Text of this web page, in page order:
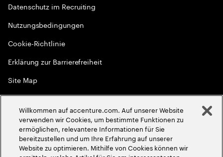
Datenschutz im Recruiting
Nutzungsbedingungen
Cookie-Richtlinie
Erklärung zur Barrierefreiheit
Site Map
Globale Meritokratie
2026Accenture. Alle Rechte vorbehalten
Willkommen auf accenture.com. Auf unserer Website
verwenden wir Cookies, um bestimmte Funktionen zu
ermöglichen, relevantere Informationen für Sie
bereitzustellen und um Ihre Erfahrung auf unserer
Website zu optimieren. Mithilfe von Cookies können wir